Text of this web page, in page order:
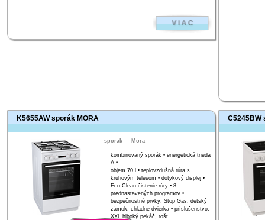
K5655AW sporák MORA
sporak Mora
kombinovaný sporák • energetická trieda
A •
objem 70 l • teplovzdušná rúra s
kruhovým telesom • dotykový displej •
Eco Clean čistenie rúry • 8
prednastavených programov •
bezpečnostné prvky: Stop Gas, detský
zámok, chladné dvierka • príslušenstvo:
XXL hlboký pekáč, rošt
C5245BW